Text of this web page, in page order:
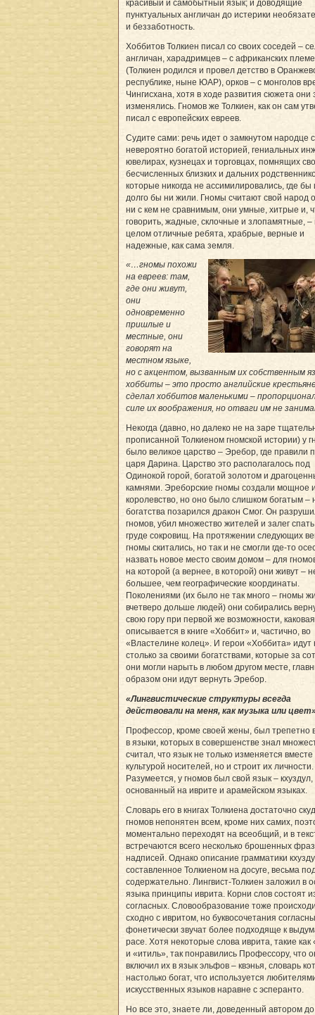
красивый и самобытный язык; и доводящие
пунктуальных англичан до истерики
и беззаботность.
Хоббитов Толкиен писал со своих соседей –
англичан, харадримцев – с африканских
(Толкиен родился и провел детство в
республике, ныне ЮАР), орков – с монголов
Чингисхана, хотя в ходе развития сюжета они
изменялись. Гномов же Толкиен, как он сам
писал с европейских евреев.
Судите сами: речь идет о замкнутом народце с
невероятно богатой историей, гениальных
ювелирах, кузнецах и торговцах, помнящих
бесчисленных близких и дальних
которые никогда не ассимилировались, где бы
долго бы ни жили. Гномы считают свой народ
ни с кем не сравнимым, они умные, хитрые и,
говорить, жадные, склочные и злопамятные, –
целом отличные ребята, храбрые, верные и
надежные, как сама земля.
«…гномы похожи
на евреев: там,
где они живут,
они
одновременно
пришлые и
местные, они
говорят на
местном языке,
но с акцентом, вызванным их собственным
хоббиты – это просто английские
сделал хоббитов маленькими –
силе их воображения, но отваги им не
Некогда (давно, но далеко не на заре
прописанной Толкиеном гномской истории) у
было великое царство – Эребор, где правили
царя Дарина. Царство это располагалось под
Одинокой горой, богатой золотом и
камнями. Эреборские гномы создали мощное
королевство, но оно было слишком богатым –
богатства позарился дракон Смог. Он
гномов, убил множество жителей и залег
груде сокровищ. На протяжении следующих
гномы скитались, но так и не смогли где-то
назвать новое место своим домом – для
на которой (а вернее, в которой) они живут –
большее, чем географические координаты.
Поколениями (их было не так много – гномы
вчетверо дольше людей) они собирались
свою гору при первой же возможности,
описывается в книге «Хоббит» и, частично, во
«Властелине колец». И герои «Хоббита» идут
столько за своими богатствами, которые за
они могли нарыть в любом другом месте,
образом они идут вернуть Эребор.
«Лингвистические структуры всегда
действовали на меня, как музыка или
Профессор, кроме своей жены, был трепетно
в языки, которых в совершенстве знал
считал, что язык не только изменяется вместе
культурой носителей, но и строит их личности.
Разумеется, у гномов был свой язык – кхуздул,
основанный на иврите и арамейском языках.
Словарь его в книгах Толкиена достаточно
гномов непонятен всем, кроме них самих,
моментально переходят на всеобщий, и в
встречаются всего несколько брошенных
надписей. Однако описание грамматики
составленное Толкиеном на досуге, весьма
содержательно. Лингвист-Толкиен заложил в
языка принципы иврита. Корни слов состоят
согласных. Словообразование тоже
сходно с ивритом, но буквосочетания
фонетически звучат более подходяще к
расе. Хотя некоторые слова иврита, такие
и «итиль», так понравились Профессору, что
включил их в язык эльфов – квэнья, словарь
настолько богат, что используется
искусственных языков наравне с эсперанто.
Но все это, знаете ли, доведенный автором до